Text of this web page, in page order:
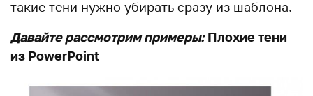
такие тени нужно убирать сразу из шаблона.
Давайте рассмотрим примеры:Плохие тени
из PowerPoint